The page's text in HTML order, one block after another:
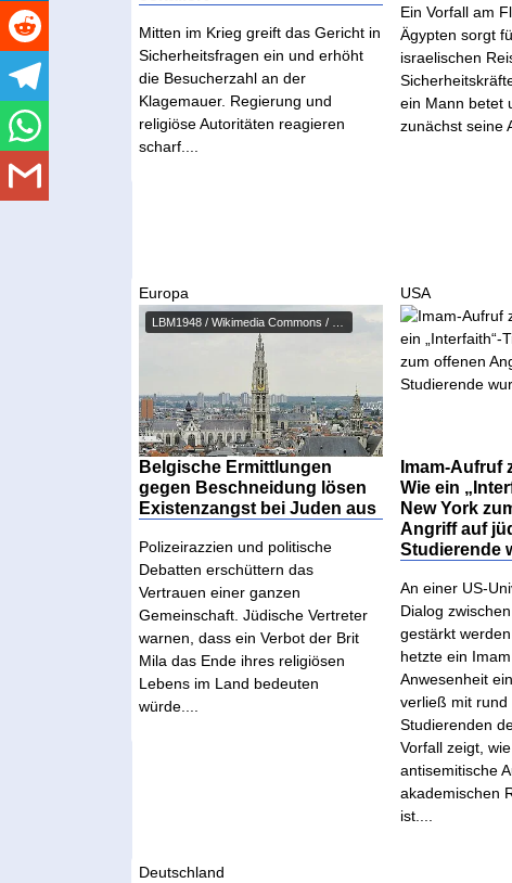
Mitten im Krieg greift das Gericht in
Sicherheitsfragen ein und erhöht
die Besucherzahl an der
Klagemauer. Regierung und
religiöse Autoritäten reagieren
scharf....
Ein Vorfall am
Ägypten sorgt
israelischen
ein Mann betet
zunächst seine
Europa
Belgische Ermittlungen
gegen Beschneidung lösen
Existenzangst bei Juden aus
Polizeirazzien und politische
Debatten erschüttern das
Vertrauen einer ganzen
Gemeinschaft. Jüdische Vertreter
warnen, dass ein Verbot der Brit
Mila das Ende ihres religiösen
Lebens im Land bedeuten
würde....
USA
Imam-Aufruf
Wie ein
New York
Angriff auf
Studierende
An einer US-
Dialog
gestärkt
hetzte ein
Anwesenheit
verließ mit rund
Studierenden
Vorfall zeigt,
antisemitische
akademischen
ist....
Deutschland